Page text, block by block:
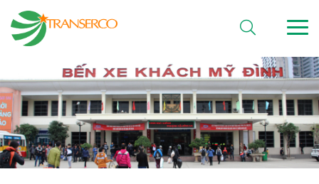
CÔNG TY CP BẾN XE HÀ NỘI